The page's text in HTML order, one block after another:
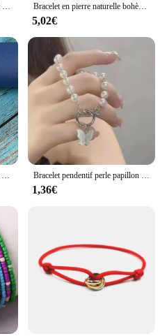
Bracelet unisexe en ULCZ avec 3 structures métalliques ouvertes, à lacets, multicolore, réglable, tendance 2022 Bracelet en pierre naturelle bohème pour hommes et femmes, 7 chakras, yoga, perles rondes, tipastel, géométrique, cadeau d'été pour filles
5,02€
JONiches-Bracelet en ULtissée avec éléments marins, magnifiquement conçu, hommes et femmes, 12 pièces Bracelet pendentif perle papillon pour femme, breloque tendance fille, festif, anniversaire, navire chia, bijoux pour femme, mode 2024
1,36€